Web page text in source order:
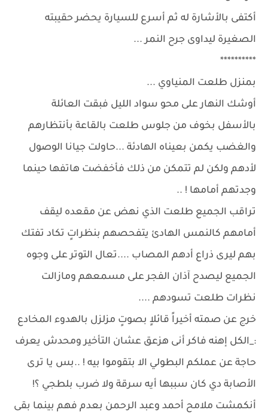
أكتفى بالأشارة له ثم أسرع للسيارة يحضر حقيبته
الصغيرة ليداوى جرح النمر ...
**********
بمنزل طلعت المنياوي ...
أوشك النهار على محو سواد الليل فبقت العائلة
بالأسفل بخوف من جلوس طلعت بالقاعة بأنتظارهم
والغضب يكمن بعيناه الهادئة ...حاولت جيانا الوصول
لأدهم ولكن لم تتمكن من ذلك فأخفضت هاتفها حينما
وجدتهم أمامها ! ..
تراقب الجميع طلعت الذي نهض عن مقعده ليقف
أمامهم كالنمس الهادئ يتفحصهم بنظراتٍ تكاد تفتك
بهم ليرى ذراع أدهم المصاب ....تعال التوتر على وجوه
الجميع ليصدح آذان الفجر على مسمعهم ومازالت
نظرات طلعت تسودهم ....
خرج عن صمته أخيراً قائلاٍ بصوتٍ مزلزل بالهدوء المخادع
:_الكل إهنه فاكر أنى هزعق عشان التأخير ومحدش يعرف
حاجة عن عملكم البطولي الا بتقوموا بيه ! ..بس يا ترى
الأصابة دي كان سببها أيه سرقة ولا ضرب بلطجي ؟!
أنكمشت ملامح أحمد وعبد الرحمن بعدم فهم بينما بقى